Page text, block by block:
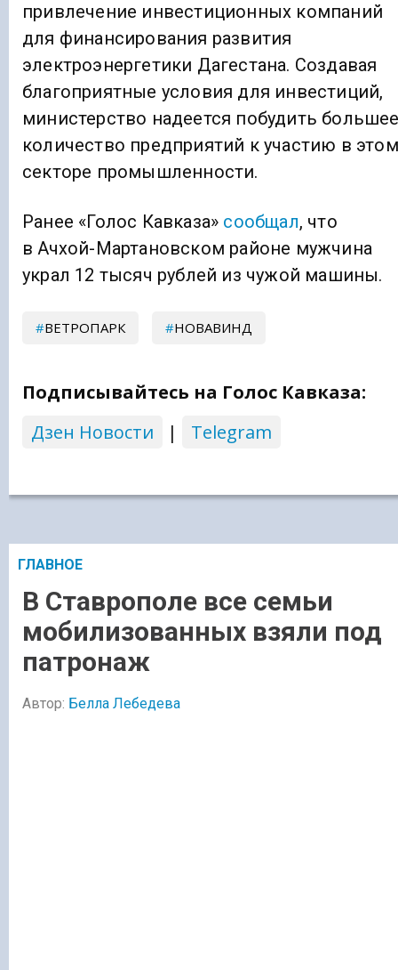
привлечение инвестиционных компаний
для финансирования развития
электроэнергетики Дагестана. Создавая
благоприятные условия для инвестиций,
министерство надеется побудить
количество предприятий к участию в этом
секторе промышленности.
Ранее «Голос Кавказа» сообщал, что
в Ачхой-Мартановском районе мужчина
украл 12 тысяч рублей из чужой машины.
ВЕТРОПАРК НОВАВИНД
Подписывайтесь на Голос Кавказа:
Дзен Новости
| Telegram
ГЛАВНОЕ
В Ставрополе все семьи
мобилизованных взяли под
патронаж
Автор: Белла Лебедева